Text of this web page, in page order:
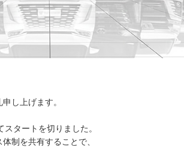
し上げます。
タートを切りました。
制を共有することで、